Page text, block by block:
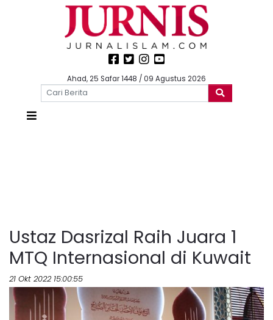
Ahad, 25 Safar 1448 / 09 Agustus 2026
Ustaz Dasrizal Raih Juara 1
MTQ Internasional di Kuwait
21 Okt 2022 15:00:55